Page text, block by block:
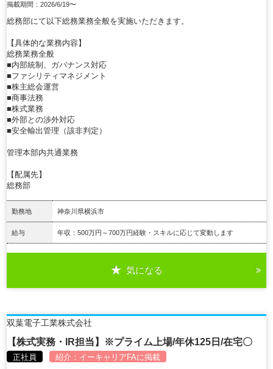
掲載期間：2026/6/19〜
総務部にて以下総務業務全般を実施いただきます。
【具体的な業務内容】
総務業務全般
■内部統制、ガバナンス対応
■ファシリティマネジメント
■株主総会運営
■商事法務
■株式業務
■外部との渉外対応
■安全輸出管理（該非判定）
管理本部内共通業務
【配属先】
総務部
勤務地 神奈川県横浜市
給与 年収：500万円～700万円経験・スキルに応じて変動します
気になる
双葉電子工業株式会社
【株式実務・IR担当】※プライム上場/年休125日/在宅〇
正社員 紹介： イーキャリアFAに掲載